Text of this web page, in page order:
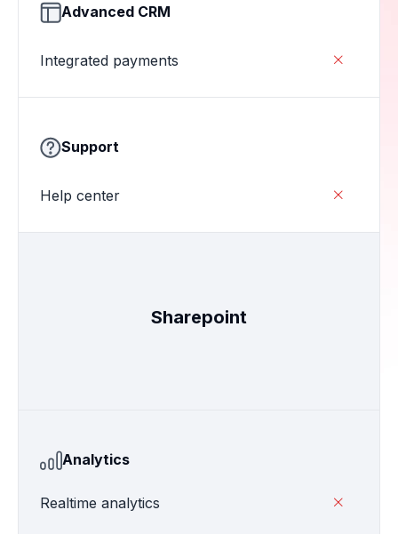
Advanced CRM
Integrated payments 
Support
Help center 
Sharepoint
Analytics
Realtime analytics 